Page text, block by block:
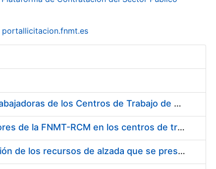
portallicitacion.fnmt.es
Suministro de Protectores Auditivos a medida para las personas trabajadoras de los Centros de Trabajo de Madrid y Burgos
Suministro de gafas graduadas antiproyecciones para los trabajadores de la FNMT-RCM en los centros de trabajo de Madrid y Burgos
Servicios de una empresa externa para el asesoramiento y resolución de los recursos de alzada que se presentan relacionados con procesos de selección para la FNMT-RCM